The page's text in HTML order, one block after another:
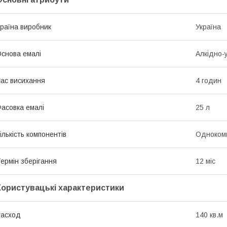
виробник Україна
емалі Алкідно-
висихання 4 годин
емалі 25 л
компонентів
зберігання 12 міс
характеристики
140 кв.м